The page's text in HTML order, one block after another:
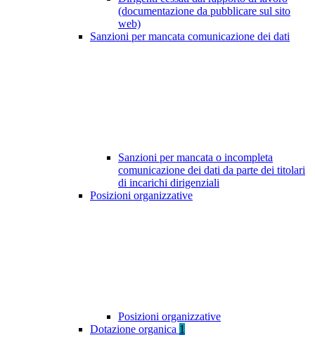
(documentazione da pubblicare sul sito
web)
Sanzioni per mancata comunicazione dei dati
Sanzioni per mancata o incompleta
comunicazione dei dati da parte dei titolari
di incarichi dirigenziali
Posizioni organizzative
Posizioni organizzative
Dotazione organica 1